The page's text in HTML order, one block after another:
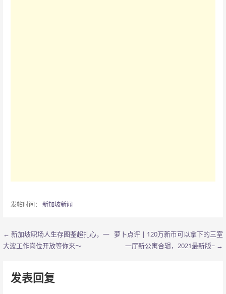
发帖时间： 新加坡新闻
文
导
← 新加坡职场人生存图鉴超扎心，一
大波工作岗位开放等你来～
萝卜点评 | 120万新币可以拿下的三室
一厅新公寓合辑，2021最新版~ →
发表回复